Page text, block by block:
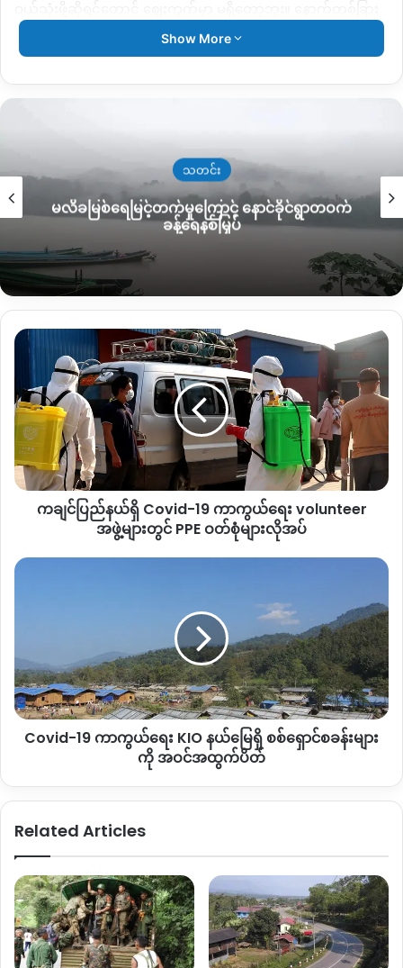
နှာခေါင်းပိတ် (Mask) တွေက သီးခြားအဖွဲ့အစည်းတွေ လှူဒါန်းပေး
တာလို့ သိရတယ်။ ပြီးရင် အခုဖြစ်နေတဲ့ ရောဂါက အရမ်းဆိုးရွားတဲ့
ဟု Face Shield ပြုလုပ်နေသော ကိုအောင်မျိုးဆန့် ပြောသည်။
အတွက် အခု ၁၀၀ ၊ နယ်စပ်တစ်လျှောက် ဆေရုံကြီး ၆ခုအတွက်
တစ်နေရာတွင် တစ်ထောင်ကျော်ခန့် လှူဒါန်းပေးမည်ဖြစ်ကြောင်း သူ
ကပြောဆိုသည်။
ထို့အပြင် ဗန်းမော်နှစ်ခြင်းအသင်းတော် လူငယ်များကလည်း
စုပေါင်းပြီး မြို့အတွင်း ပိုးသတ်ဆေးဖျန်းသည့် လုပ်ငန်းများ၊ ကိုဗ
စ်-၁၉ ကာကွယ်အသုံပြုပစ္စည်းများ ထောက်ပံ့မှုများနှင့် ပါဝင်
Copy URL
Show More
သတင်း
မလိခမြစ်ရေမြင့်တက်မှုကြောင့် နောင်ခိုင်ရွာတဝက်
ခန့်ရေနစ်မြှပ်
ကချင်ပြည်နယ်
Covid-
19
ကာကွယ်ရေး
volunteer
အဖွဲ့
များ
တွင်
လိုအပ်
ကချင်ပြည်နယ်ရှိ Covid-19 ကာကွယ်ရေး volunteer
အဖွဲ့များတွင် PPE ဝတ်စုံများလိုအပ်
Covid-
စစ်
ရှောင်
စခန်း
များ
Covid-19 ကာကွယ်ရေး KIO နယ်မြေရှိ စစ်ရှောင်စခန်းများ
ကို အဝင်အထွက်ပိတ်
Related Articles